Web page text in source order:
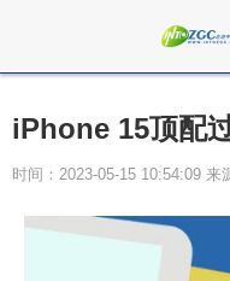
iPhone 15顶配
时间：2023-05-15 10:54:09 来